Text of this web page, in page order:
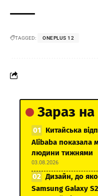
TAGGED: ONEPLUS 12
Зараз на
Китайська
Alibaba показала
людини тижнями
03.08.2026
Дизайн, до
Samsung Galaxy